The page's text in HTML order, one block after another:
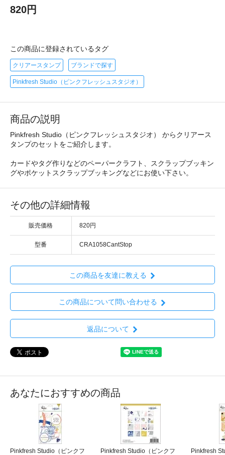
820円
この商品に登録されているタグ
クリアースタンプ ブランドで探す
Pinkfresh Studio（ピンクフレッシュスタジオ）
商品の説明
Pinkfresh Studio（ピンクフレッシュスタジオ） からクリアース
タンプのセットをご紹介します。
カードやタグ作りなどのペーパークラフト、スクラップブッキン
グやポケットスクラップブッキングなどにお使い下さい。
その他の詳細情報
販売価格 820円
型番 CRA1058CantStop
この商品を友達に教える
この商品について問い合わせる
返品について
あなたにおすすめの商品
Pinkfresh Studio（ピンクフ
Pinkfresh Studio（ピンクフ
Pinkfresh